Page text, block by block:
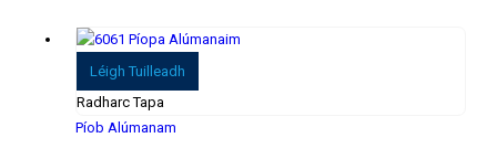
Léigh Tuilleadh
Radharc Tapa
Píob Alúmanam